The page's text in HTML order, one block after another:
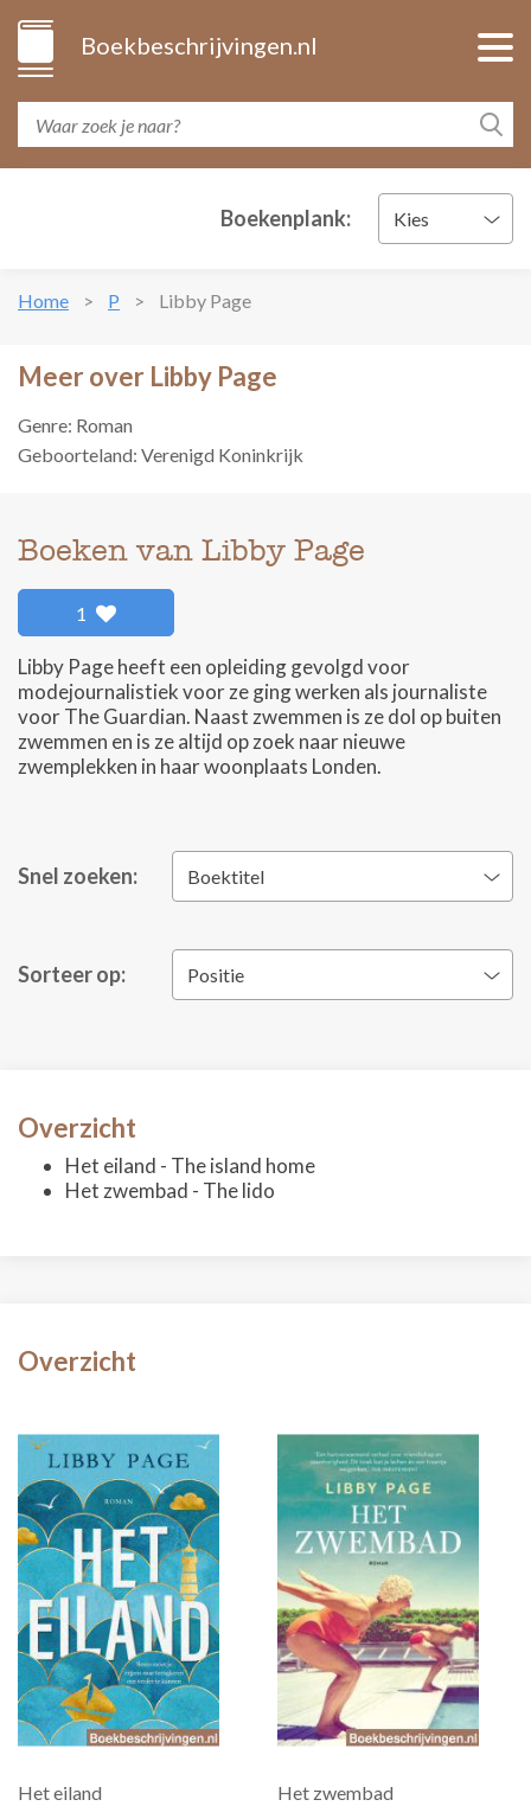
Boekbeschrijvingen.nl
Boekenplank: Kies
Home P Libby Page
Meer over Libby Page
Genre: Roman
Geboorteland: Verenigd Koninkrijk
Boeken van Libby Page
1
Libby Page heeft een opleiding gevolgd voor
modejournalistiek voor ze ging werken als journaliste
voor The Guardian. Naast zwemmen is ze dol op buiten
zwemmen en is ze altijd op zoek naar nieuwe
zwemplekken in haar woonplaats Londen.
Snel zoeken: Boektitel
Sorteer op: Positie
Overzicht
Het eiland - The island home
Het zwembad - The lido
Overzicht
Het eiland Het zwembad